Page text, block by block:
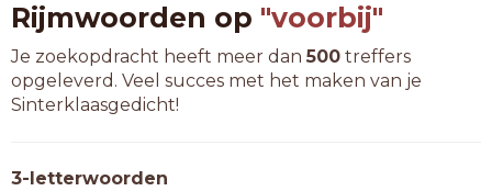
Rijmwoorden op "voorbij"
Je zoekopdracht heeft meer dan500 treffers
opgeleverd. Veel succes met het maken van je
Sinterklaasgedicht!
3-letterwoorden